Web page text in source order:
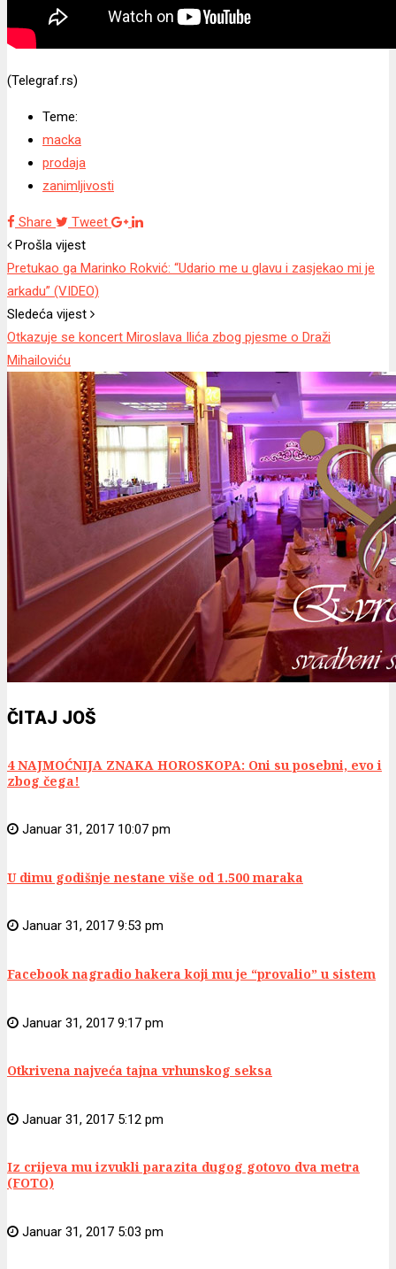
(Telegraf.rs)
Teme:
macka
prodaja
zanimljivosti
Share
Tweet
Prošla vijest
Pretukao ga Marinko Rokvić: “Udario me u glavu i zasjekao mi je
arkadu” (VIDEO)
Sledeća vijest
Otkazuje se koncert Miroslava Ilića zbog pjesme o Draži
Mihailoviću
ČITAJ JOŠ
4 NAJMOĆNIJA ZNAKA HOROSKOPA: Oni su posebni, evo i
zbog čega!
Januar 31, 2017 10:07 pm
U dimu godišnje nestane više od 1.500 maraka
Januar 31, 2017 9:53 pm
Facebook nagradio hakera koji mu je “provalio” u sistem
Januar 31, 2017 9:17 pm
Otkrivena najveća tajna vrhunskog seksa
Januar 31, 2017 5:12 pm
Iz crijeva mu izvukli parazita dugog gotovo dva metra
(FOTO)
Januar 31, 2017 5:03 pm